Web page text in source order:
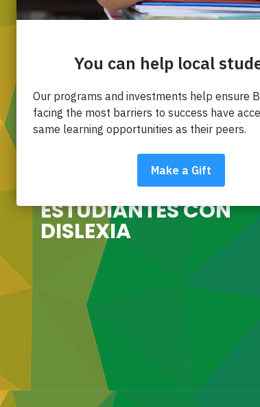
Socios
SATISFACER LAS
NECESIDADES DE LOS
ESTUDIANTES CON
DISLEXIA